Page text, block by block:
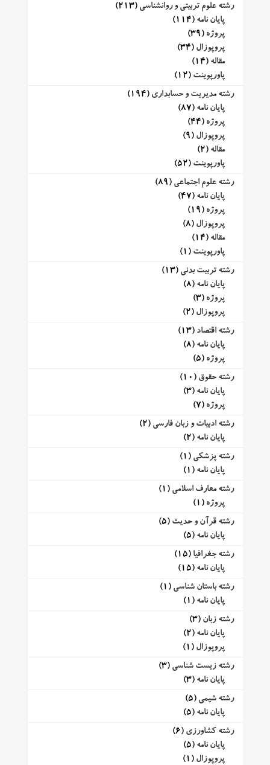
رشته علوم تربیتی و روانشناسی (213)
پایان نامه (114)
پروژه (39)
پروپوزال (34)
مقاله (14)
پاورپوینت (12)
رشته مدیریت و حسابداری (194)
پایان نامه (87)
پروژه (44)
پروپوزال (9)
مقاله (2)
پاورپوینت (52)
رشته علوم اجتماعی (89)
پایان نامه (47)
پروژه (19)
پروپوزال (8)
مقاله (14)
پاورپوینت (1)
رشته تربیت بدنی (13)
پایان نامه (8)
پروژه (3)
پروپوزال (2)
رشته اقتصاد (13)
پایان نامه (8)
پروژه (5)
رشته حقوق (10)
پایان نامه (3)
پروژه (7)
رشته ادبیات و زبان فارسی (2)
پایان نامه (2)
رشته پزشکی (1)
پایان نامه (1)
رشته معارف اسلامی (1)
پروژه (1)
رشته قرآن و حدیث (5)
پایان نامه (5)
رشته جغرافیا (15)
پایان نامه (15)
رشته باستان شناسی (1)
پایان نامه (1)
رشته زبان (3)
پایان نامه (2)
پروپوزال (1)
رشته زیست شناسی (3)
پایان نامه (3)
رشته شیمی (5)
پایان نامه (5)
رشته کشاورزی (6)
پایان نامه (5)
پروپوزال (1)